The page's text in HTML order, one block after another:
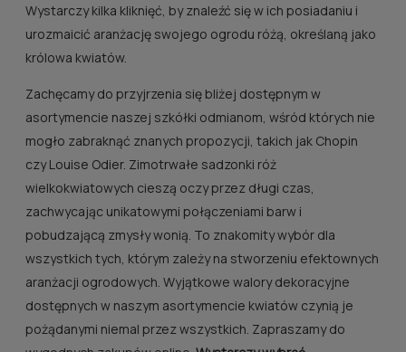
Wystarczy kilka kliknięć, by znaleźć się w ich posiadaniu i
urozmaicić aranżację swojego ogrodu różą, określaną jako
królowa kwiatów.
Zachęcamy do przyjrzenia się bliżej dostępnym w
asortymencie naszej szkółki odmianom, wśród których nie
mogło zabraknąć znanych propozycji, takich jak Chopin
czy Louise Odier. Zimotrwałe sadzonki róż
wielkokwiatowych cieszą oczy przez długi czas,
zachwycając unikatowymi połączeniami barw i
pobudzającą zmysły wonią. To znakomity wybór dla
wszystkich tych, którym zależy na stworzeniu efektownych
aranżacji ogrodowych. Wyjątkowe walory dekoracyjne
dostępnych w naszym asortymencie kwiatów czynią je
pożądanymi niemal przez wszystkich. Zapraszamy do